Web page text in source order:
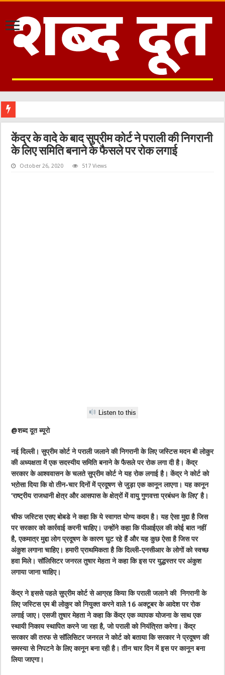
केंद्र के वादे के बाद सुप्रीम कोर्ट ने पराली की निगरानी
के लिए समिति बनाने के फैसले पर रोक लगाई
October 26, 2020 517 Views
Listen to this
@शब्द दूत ब्यूरो
नई दिल्ली। सुप्रीम कोर्ट ने पराली जलाने की निगरानी के लिए जस्टिस मदन बी लोकुर
की अध्यक्षता में एक सदस्यीय समिति बनाने के फैसले पर रोक लगा दी है। केंद्र
सरकार के आश्ववासन के चलते सुप्रीम कोर्ट ने यह रोक लगाई है। केंद्र ने कोर्ट को
भऱोसा दिया कि वो तीन-चार दिनों में प्रदूषण से जुड़ा एक कानून लाएगा। यह कानून
‘राष्ट्रीय राजधानी क्षेत्र और आसपास के क्षेत्रों में वायु गुणवत्ता प्रबंधन के लिए’ है।
चीफ जस्टिस एसए बोबडे ने कहा कि ये स्वागत योग्य कदम है। यह ऐसा मुद्दा है जिस
पर सरकार को कार्रवाई करनी चाहिए। उन्होंने कहा कि पीआईएल की कोई बात नहीं
है, एकमात्र मुद्दा लोग प्रदूषण के कारण घुट रहे हैं और यह कुछ ऐसा है जिस पर
अंकुश लगाना चाहिए। हमारी प्राथमिकता है कि दिल्ली-एनसीआर के लोगों को स्वच्छ
हवा मिले। सॉलिसिटर जनरल तुषार मेहता ने कहा कि इस पर युद्धस्तर पर अंकुश
लगाया जाना चाहिए।
केंद्र ने इससे पहले सुप्रीम कोर्ट से आग्रह किया कि पराली जलाने की निगरानी के
लिए जस्टिस एम बी लोकुर को नियुक्त करने वाले 16 अक्टूबर के आदेश पर रोक
लगाई जाए। एसजी तुषार मेहता ने कहा कि केंद्र एक व्यापक योजना के साथ एक
स्थायी निकाय स्थापित करने जा रहा है, जो पराली को नियंत्रित करेगा। केंद्र
सरकार की तरफ से सॉलिसिटर जनरल ने कोर्ट को बताया कि सरकार ने प्रदूषण की
समस्या से निपटने के लिए कानून बना रही है। तीन चार दिन में इस पर कानून बना
लिया जाएगा।